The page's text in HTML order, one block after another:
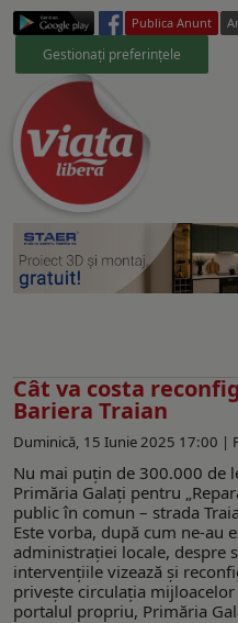
Publica Anunt
Gestionați preferințele
Cât va costa
Bariera Traian
Duminică, 15 Iunie 2025 17:00 |
Nu mai puţin de 300.000 de
Primăria Galaţi pentru
public în comun – strada
Este vorba, după cum ne-au
administraţiei locale, despre
intervenţiile vizează şi
priveşte circulaţia
portalul propriu, Primăria